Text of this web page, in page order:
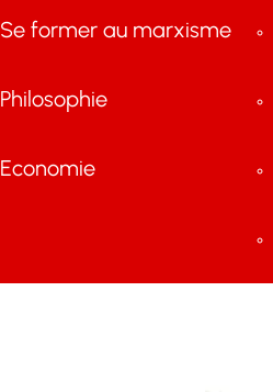
Se former au marxisme
Philosophie
Economie